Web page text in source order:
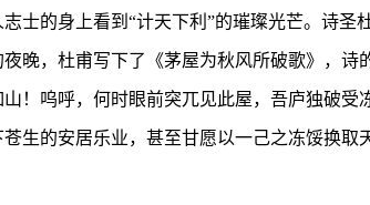
士的身上看到“计天下利”的璀璨光芒。诗圣
晚，杜甫写下了《茅屋为秋风所破歌》，诗
！呜呼，何时眼前突兀见此屋，吾庐独破受
生的安居乐业，甚至甘愿以一己之冻馁换取